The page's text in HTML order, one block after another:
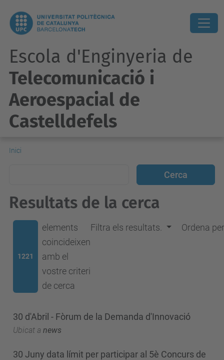
Escola d'Enginyeria de
Telecomunicació i
Aeroespacial de
Castelldefels
Inici
Resultats de la cerca
1221
elements
coincideixen
amb el
vostre criteri
de cerca
Filtra els resultats. Ordena
30 d'Abril - Fòrum de la Demanda d'Innovació
Ubicat a news
30 Juny data límit per participar al 5è Concurs de